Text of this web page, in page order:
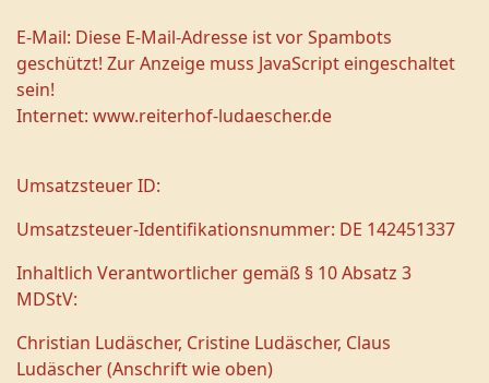
E-Mail: Diese E-Mail-Adresse ist vor Spambots
geschützt! Zur Anzeige muss JavaScript eingeschaltet
sein!
Internet: www.reiterhof-ludaescher.de
Umsatzsteuer ID:
Umsatzsteuer-Identifikationsnummer: DE 142451337
Inhaltlich Verantwortlicher gemäß § 10 Absatz 3
MDStV:
Christian Ludäscher, Cristine Ludäscher, Claus
Ludäscher (Anschrift wie oben)